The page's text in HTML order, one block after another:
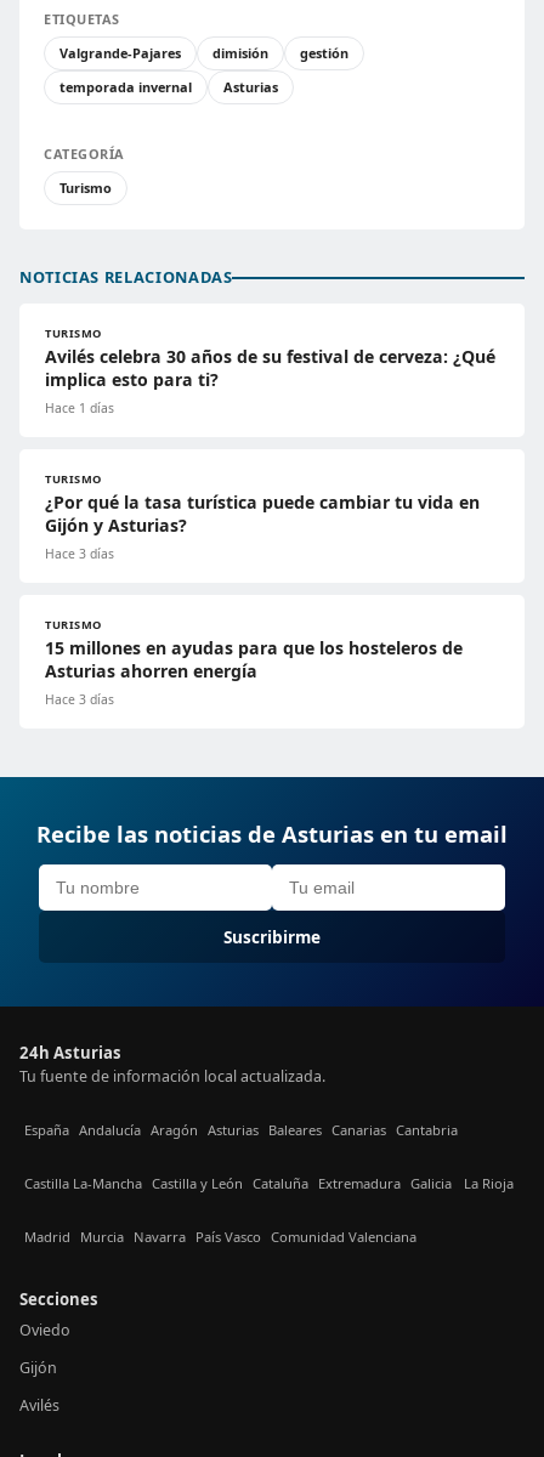
ETIQUETAS
Valgrande-Pajares
dimisión
gestión
temporada invernal
Asturias
CATEGORÍA
Turismo
NOTICIAS RELACIONADAS
TURISMO
Avilés celebra 30 años de su festival de cerveza: ¿Qué
implica esto para ti?
Hace 1 días
TURISMO
¿Por qué la tasa turística puede cambiar tu vida en
Gijón y Asturias?
Hace 3 días
TURISMO
15 millones en ayudas para que los hosteleros de
Asturias ahorren energía
Hace 3 días
Recibe las noticias de Asturias en tu email
Suscribirme
24h Asturias
Tu fuente de información local actualizada.
España Andalucía Aragón Asturias Baleares Canarias Cantabria
Castilla La-Mancha Castilla y León Cataluña Extremadura Galicia La Rioja
Madrid Murcia Navarra País Vasco Comunidad Valenciana
Secciones
Oviedo
Gijón
Avilés